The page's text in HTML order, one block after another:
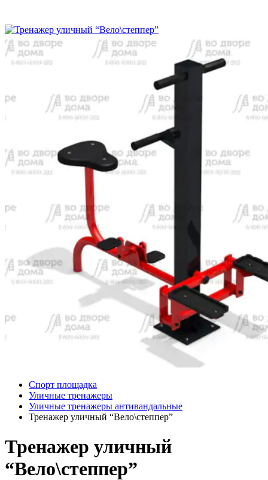
Спорт площадка
Уличные тренажеры
Уличные тренажеры антивандальныe
Тренажер уличный “Вело\степпер”
Тренажер уличный
“Вело\степпер”